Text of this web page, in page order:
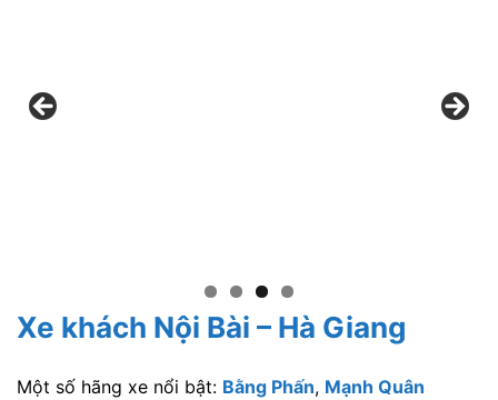
Xe khách Nội Bài – Hà Giang
Một số hãng xe nổi bật: Bằng Phấn, Mạnh Quân